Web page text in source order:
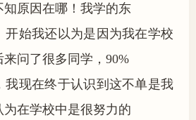
原因在哪！我学的东
开始我还以为是因为我在学校
问了很多同学，90%
我现在终于认识到这不单是我
在学校中是很努力的